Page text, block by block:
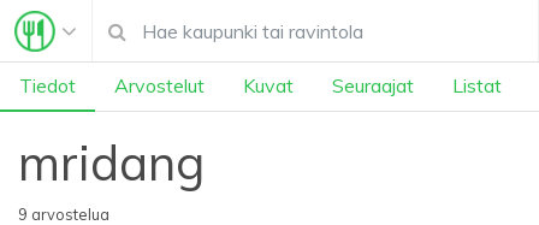
Tiedot Arvostelut Kuvat Seuraajat Listat
mridang
9 arvostelua